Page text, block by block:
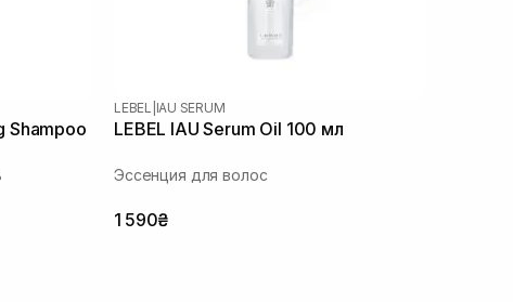
Shampoo
LEBEL IAU SERUM
LEBEL IAU Serum Oil 100 мл
Эссенция для волос
1 590₴